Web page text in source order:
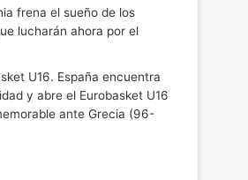
frena el sueño de los
lucharán ahora por el
U16. España encuentra
y abre el Eurobasket U16
ante Grecia (96-